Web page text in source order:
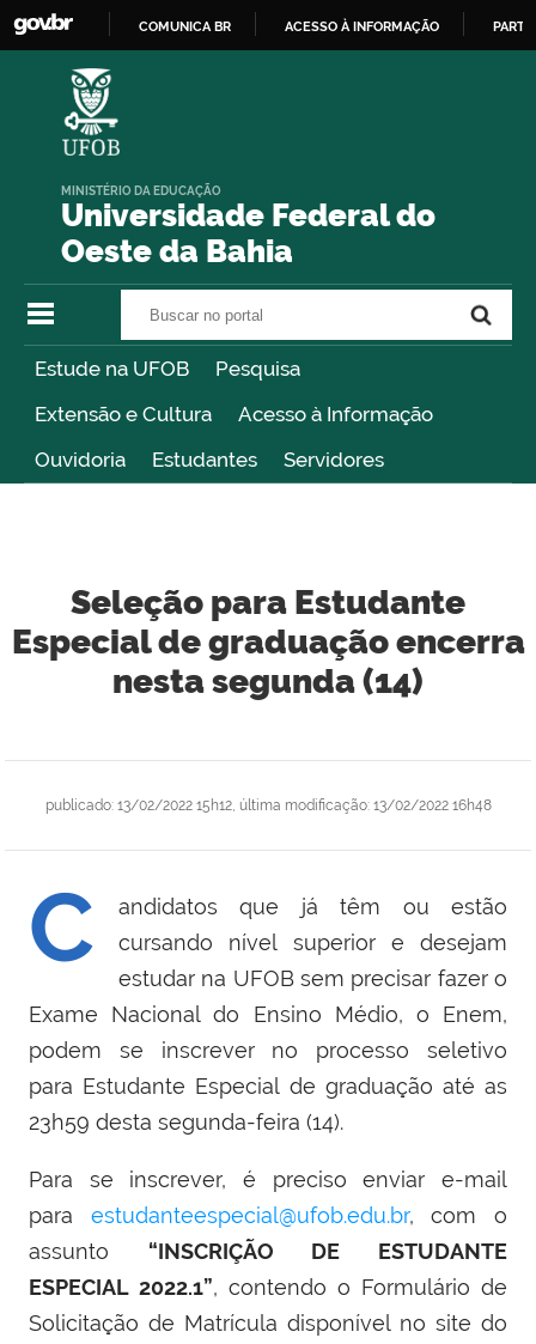
COMUNICA BR ACESSO À INFORMAÇÃO
Universidade Federal do
Oeste da Bahia
MINISTÉRIO DA EDUCAÇÃO
Estude na UFOB
Pesquisa
Extensão e Cultura
Acesso à Informação
Ouvidoria
Estudantes Servidores
Seleção para Estudante
Especial de graduação encerra
nesta segunda (14)
publicado: 13/02/2022 15h12, última modificação: 13/02/2022 16h48
C
andidatos que já têm ou estão
cursando nível superior e desejam
estudar na UFOB sem precisar fazer o
Exame Nacional do Ensino Médio, o Enem,
podem se inscrever no processo seletivo
para Estudante Especial de graduação até as
23h59 desta segunda-feira (14).
Para se inscrever, é preciso enviar e-mail
para estudanteespecial@ufob.edu.br, com o
assunto “INSCRIÇÃO DE ESTUDANTE
ESPECIAL 2022.1”, contendo o Formulário de
Solicitação de Matrícula disponível no site do